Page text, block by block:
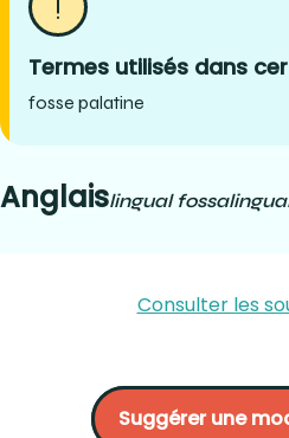
Termes utilisés dans
fosse palatine
Anglaislingual fossa
Consulter les
Montpetit (2021). Dans le texte
buccodentaires I #29353, Cégep
Suggérer une